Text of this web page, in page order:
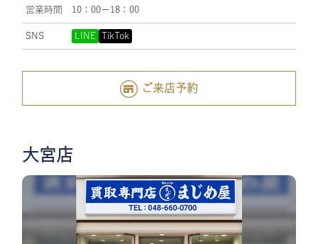
営業時間 10：00ー18：00
SNS LINE TikTok
ご来店予約
大宮店